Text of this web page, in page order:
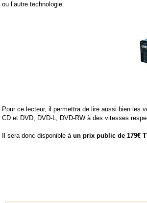
ou l’autre technologie.
Pour ce lecteur, il permettra de lire aussi bien les
CD et DVD, DVD-L, DVD-RW à des vitesses
Il sera donc disponible à un prix public de 179€